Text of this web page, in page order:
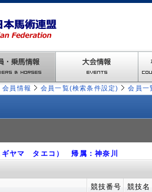
会員情報 会員一覧(検索条件設定) 会員一
ヤマ タエコ） 帰属：神奈川
競技番号 競技名